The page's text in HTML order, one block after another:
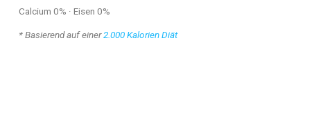
Calcium 0% · Eisen 0%
* Basierend auf einer2.000 Kalorien Diät